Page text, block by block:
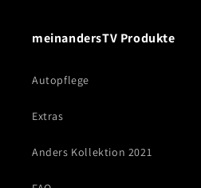
meinandersTV Produkte
Autopflege
Extras
Anders Kollektion 2021